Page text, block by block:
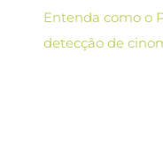
Entenda como o
detecção de